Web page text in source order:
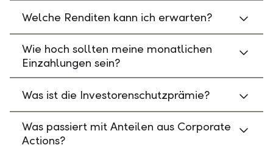
Welche Renditen kann ich erwarten?
Wie hoch sollten meine monatlichen
Einzahlungen sein?
Was ist die Investorenschutzprämie?
Was passiert mit Anteilen aus Corporate
Actions?